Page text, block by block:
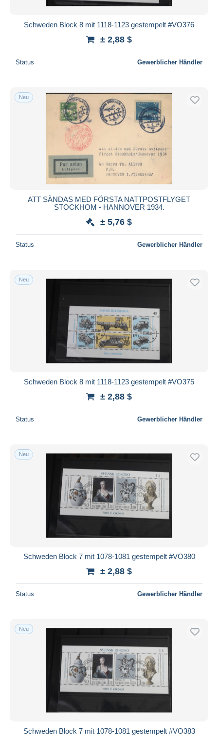
Schweden Block 8 mit 1118-1123 gestempelt #VO376
± 2,88 $
Status Gewerblicher Händler
Neu
ATT SÄNDAS MED FÖRSTA NATTPOSTFLYGET
STOCKHOM - HANNOVER 1934.
± 5,76 $
Status Gewerblicher Händler
Neu
Schweden Block 8 mit 1118-1123 gestempelt #VO375
± 2,88 $
Status Gewerblicher Händler
Neu
Schweden Block 7 mit 1078-1081 gestempelt #VO380
± 2,88 $
Status Gewerblicher Händler
Neu
Schweden Block 7 mit 1078-1081 gestempelt #VO383